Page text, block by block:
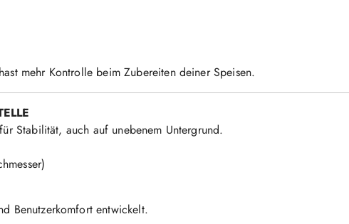
mehr Kontrolle beim Zubereiten deiner Speisen.
Stabilität, auch auf unebenem Untergrund.
Benutzerkomfort entwickelt.